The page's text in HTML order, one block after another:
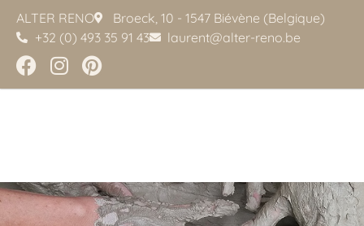
ALTER RENO
Broeck, 10 - 1547 Biévène (Belgique)
+32 (0) 493 35 91 43
laurent@alter-reno.be